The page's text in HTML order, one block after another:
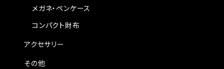
メガネ・ペンケース
コンパクト財布
アクセサリー
その他